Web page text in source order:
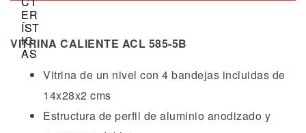
VITRINA CALIENTE ACL 585-5B
Vitrina de un nivel con 4 bandejas incluidas de
14x28x2 cms
Estructura de perfil de aluminio anodizado y